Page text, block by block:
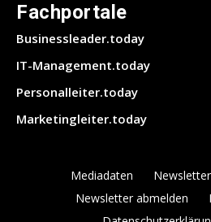
Fachportale
Businessleader.today
IT-Management.today
Personalleiter.today
Marketingleiter.today
Mediadaten
Newsletter abmelden